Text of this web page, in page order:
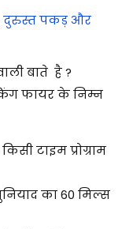
, दुरुस्त पकड़ और
बाते है ?
फायर के निम्न
टाइम प्रोग्राम
का 60 मिल्स